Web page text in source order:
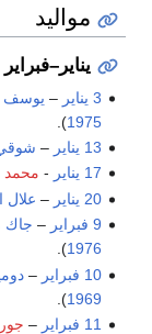
مواليد
يناير–فبراير
3 يناير – يوسف
1975
).
13 يناير
–
17 يناير
- محمد
20 يناير
– علال
9 فبراير
– جاك
1976
).
10 فبراير
–
1969
).
11 فبراير
–